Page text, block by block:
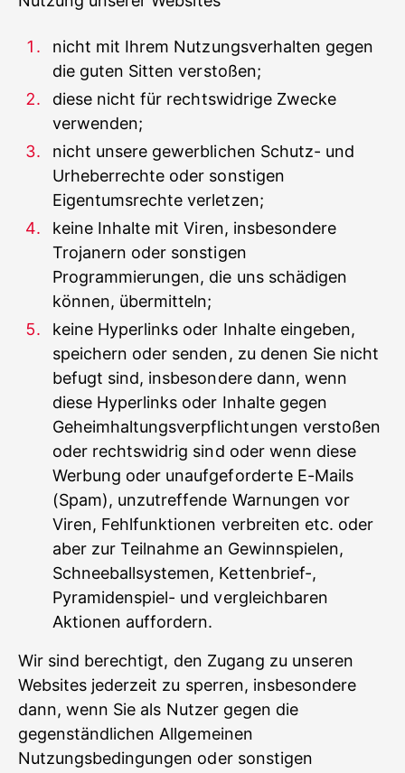
nicht mit Ihrem Nutzungsverhalten gegen
die guten Sitten verstoßen;
diese nicht für rechtswidrige Zwecke
verwenden;
nicht unsere gewerblichen Schutz- und
Urheberrechte oder sonstigen
Eigentumsrechte verletzen;
keine Inhalte mit Viren, insbesondere
Trojanern oder sonstigen
Programmierungen, die uns schädigen
können, übermitteln;
keine Hyperlinks oder Inhalte eingeben,
speichern oder senden, zu denen Sie nicht
befugt sind, insbesondere dann, wenn
diese Hyperlinks oder Inhalte gegen
Geheimhaltungsverpflichtungen verstoßen
oder rechtswidrig sind oder wenn diese
Werbung oder unaufgeforderte E-Mails
(Spam), unzutreffende Warnungen vor
Viren, Fehlfunktionen verbreiten etc. oder
aber zur Teilnahme an Gewinnspielen,
Schneeballsystemen, Kettenbrief-,
Pyramidenspiel- und vergleichbaren
Aktionen auffordern.
Wir sind berechtigt, den Zugang zu unseren
Websites jederzeit zu sperren, insbesondere
dann, wenn Sie als Nutzer gegen die
gegenständlichen Allgemeinen
Nutzungsbedingungen oder sonstigen